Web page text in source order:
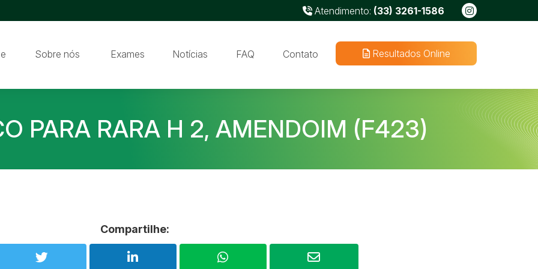
Atendimento: (33) 3261-1586
Sobre nós Exames Notícias FAQ Contato Resultados Online
PARA RARA H 2, AMENDOIM (F423)
Compartilhe: